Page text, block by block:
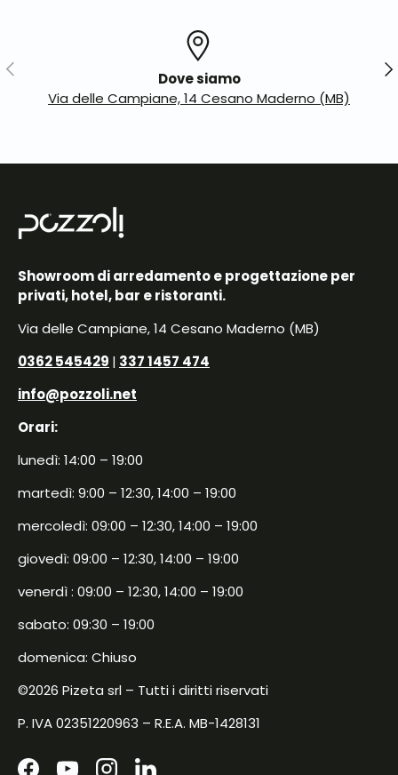
Indietro
Dove siamo
Via delle Campiane, 14 Cesano Maderno (MB)
Showroom di arredamento e progettazione per
privati, hotel, bar e ristoranti.
Via delle Campiane, 14 Cesano Maderno (MB)
0362 545429 | 337 1457 474
info@pozzoli.net
Orari:
lunedì: 14:00 – 19:00
martedì: 9:00 – 12:30, 14:00 – 19:00
mercoledì: 09:00 – 12:30, 14:00 – 19:00
giovedì: 09:00 – 12:30, 14:00 – 19:00
venerdì : 09:00 – 12:30, 14:00 – 19:00
sabato: 09:30 – 19:00
domenica: Chiuso
©2026 Pizeta srl – Tutti i diritti riservati
P. IVA 02351220963 – R.E.A. MB-1428131